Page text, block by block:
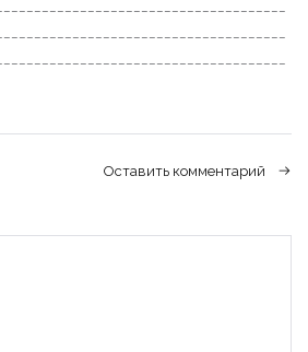
Оставить комментарий